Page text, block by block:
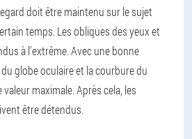
doit être maintenu sur le sujet
temps. Les obliques des yeux et
à l'extrême. Avec une bonne
globe oculaire et la courbure du
maximale. Après cela, les
être détendus.